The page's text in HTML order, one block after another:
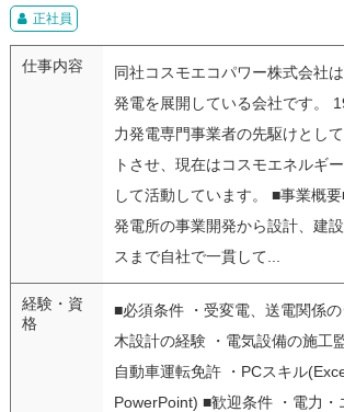
正社員
仕事内容
同社コスモエコパワー株式会社
発電を展開している会社です。
力発電専門事業者の先駆けとし
トさせ、現在はコスモエネルギ
して活動しています。 ■事業概
発電所の事業開発から設計、建
スまで自社で一貫して...
経験・資
格
■必須条件 ・受変電、送電関係
木設計の経験 ・電気設備の施工
自動車運転免許 ・PCスキル
PowerPoint) ■歓迎条件 ・電力・